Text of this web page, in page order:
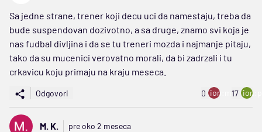
Sa jedne strane, trener koji decu uci da namestaju, treba da
bude suspendovan dozivotno, a sa druge, znamo svi koja je
nas fudbal divljina i da se tu treneri mozda i najmanje pitaju,
tako da su mucenici verovatno morali, da bi zadrzali i tu
crkavicu koju primaju na kraju meseca.
Odgovori 0 ion:minus
17
M. K. pre oko 2 meseca